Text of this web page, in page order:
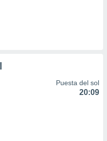
Puesta del sol
20:09